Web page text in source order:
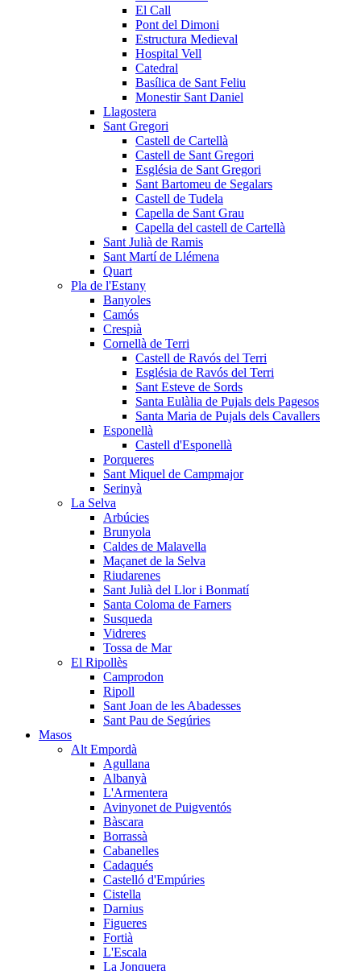
El Call
Pont del Dimoni
Estructura Medieval
Hospital Vell
Catedral
Basílica de Sant Feliu
Monestir Sant Daniel
Llagostera
Sant Gregori
Castell de Cartellà
Castell de Sant Gregori
Església de Sant Gregori
Sant Bartomeu de Segalars
Castell de Tudela
Capella de Sant Grau
Capella del castell de Cartellà
Sant Julià de Ramis
Sant Martí de Llémena
Quart
Pla de l'Estany
Banyoles
Camós
Crespià
Cornellà de Terri
Castell de Ravós del Terri
Església de Ravós del Terri
Sant Esteve de Sords
Santa Eulàlia de Pujals dels Pagesos
Santa Maria de Pujals dels Cavallers
Esponellà
Castell d'Esponellà
Porqueres
Sant Miquel de Campmajor
Serinyà
La Selva
Arbúcies
Brunyola
Caldes de Malavella
Maçanet de la Selva
Riudarenes
Sant Julià del Llor i Bonmatí
Santa Coloma de Farners
Susqueda
Vidreres
Tossa de Mar
El Ripollès
Camprodon
Ripoll
Sant Joan de les Abadesses
Sant Pau de Segúries
Masos
Alt Empordà
Agullana
Albanyà
L'Armentera
Avinyonet de Puigventós
Bàscara
Borrassà
Cabanelles
Cadaqués
Castelló d'Empúries
Cistella
Darnius
Figueres
Fortià
L'Escala
La Jonquera